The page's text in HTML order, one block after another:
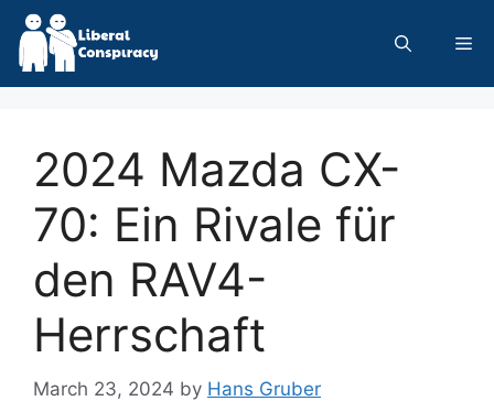
Skip
content
2024 Mazda CX-
70: Ein Rivale für
den RAV4-
Herrschaft
March 23, 2024 by Hans Gruber